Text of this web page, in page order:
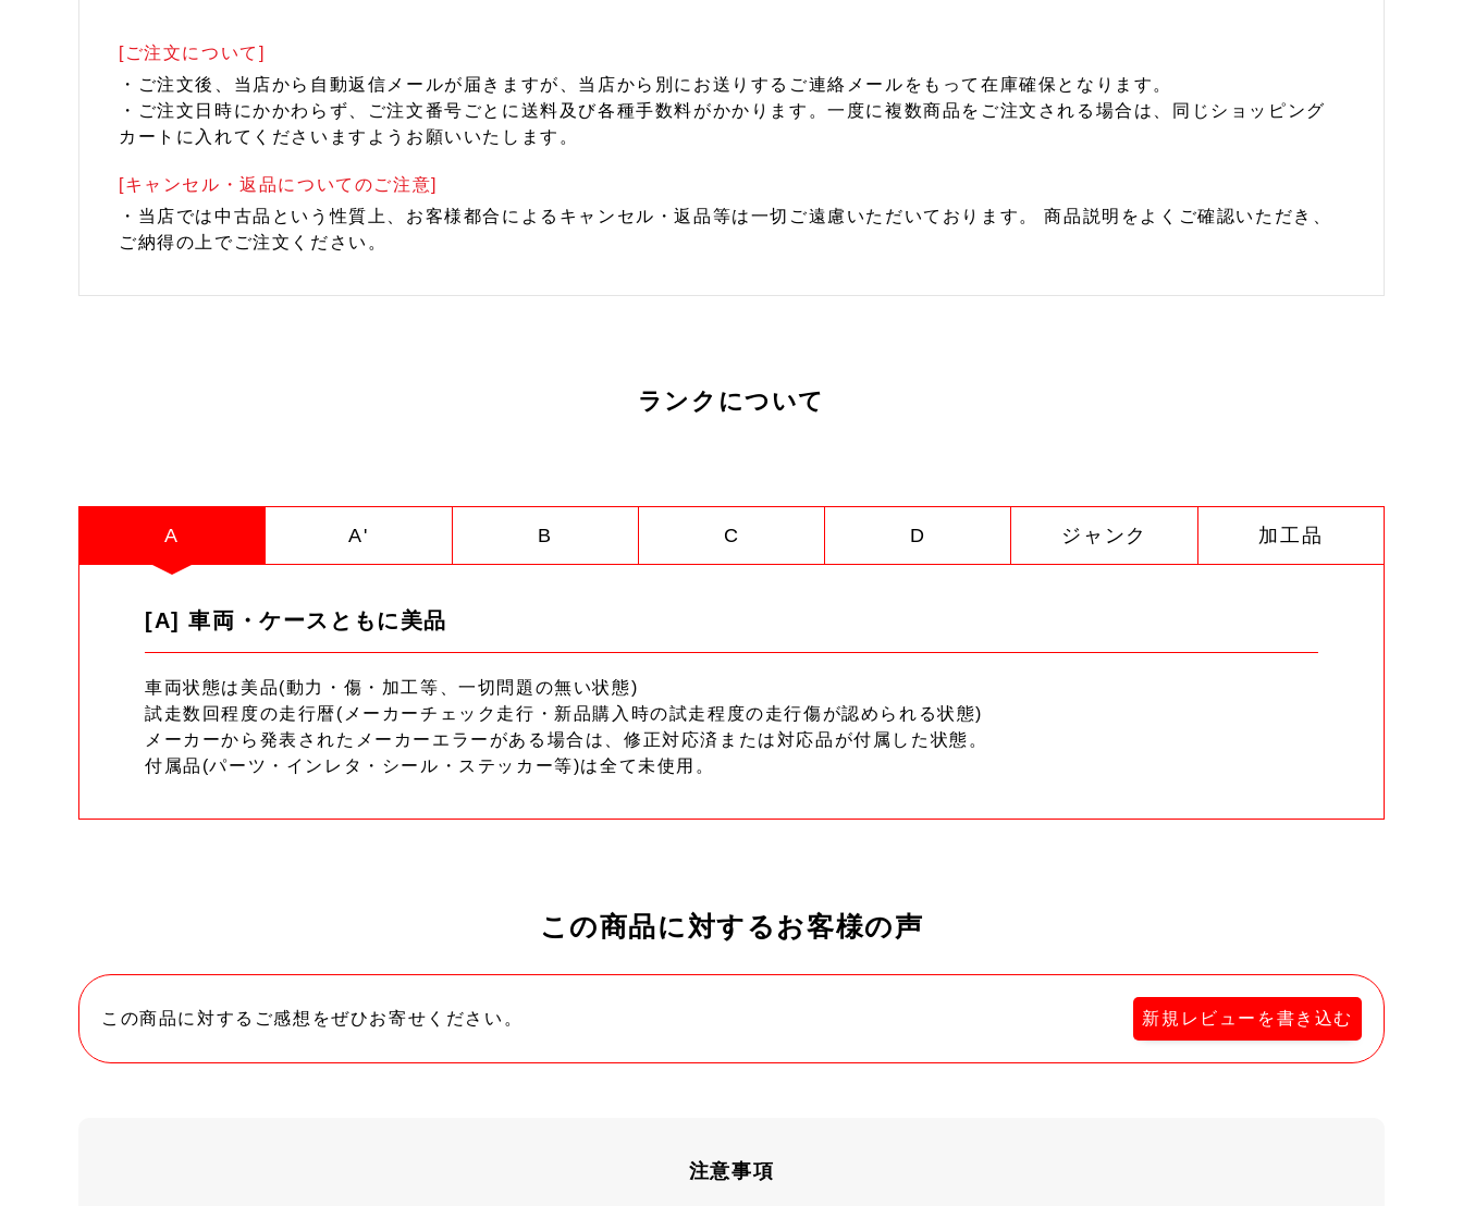
[ご注文について]
・ご注文後、当店から自動返信メールが届きますが、当店から別にお送りするご連絡メールをもって在庫確保となります。
・ご注文日時にかかわらず、ご注文番号ごとに送料及び各種手数料がかかります。一度に複数商品をご注文される場合は、同じショッピング
カートに入れてくださいますようお願いいたします。
[キャンセル・返品についてのご注意]
・当店では中古品という性質上、お客様都合によるキャンセル・返品等は一切ご遠慮いただいております。 商品説明をよくご確認いただき、
ご納得の上でご注文ください。
ランクについて
A A' B C D ジャンク 加工品
[A] 車両・ケースともに美品
車両状態は美品(動力・傷・加工等、一切問題の無い状態)
試走数回程度の走行暦(メーカーチェック走行・新品購入時の試走程度の走行傷が認められる状態)
メーカーから発表されたメーカーエラーがある場合は、修正対応済または対応品が付属した状態。
付属品(パーツ・インレタ・シール・ステッカー等)は全て未使用。
この商品に対するお客様の声
この商品に対するご感想をぜひお寄せください。 新規レビューを書き込む
注意事項